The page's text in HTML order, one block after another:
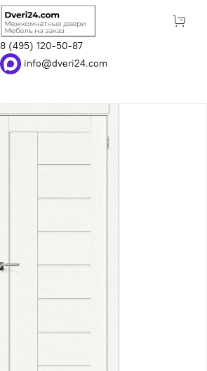
8 (495) 120-50-87
info@dveri24.com